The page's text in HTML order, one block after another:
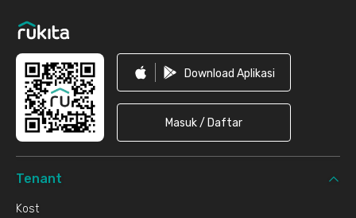
Download Aplikasi
Masuk / Daftar
Tenant
Kost